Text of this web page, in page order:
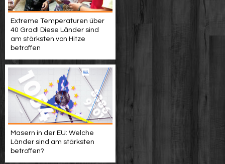
Extreme Temperaturen über
40 Grad! Diese Länder sind
am stärksten von Hitze
betroffen
Masern in der EU: Welche
Länder sind am stärksten
betroffen?